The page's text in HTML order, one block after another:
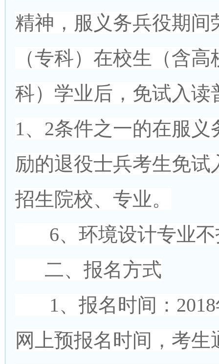
精神，服义务兵役期
（专科）在校生（含
科）学业后，免试入读
1、2条件之一的在服
励的退役士兵考生免
招生院校、专业。
6、环境设计专业不
二、报名方式
1、报名时间：2018
网上预报名时间，考